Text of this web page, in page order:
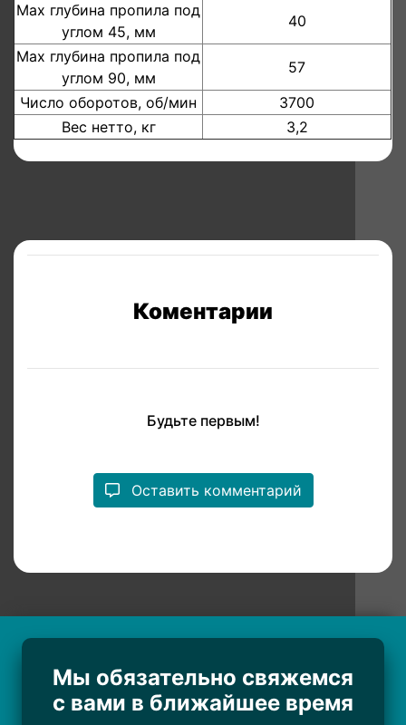
Мах глубина пропила под
углом 45, мм
40
Мах глубина пропила под
углом 90, мм
57
Число оборотов, об/мин
3700
Вес нетто, кг
3,2
Коментарии
Будьте первым!
Оставить комментарий
Мы обязательно свяжемся
с вами в ближайшее время